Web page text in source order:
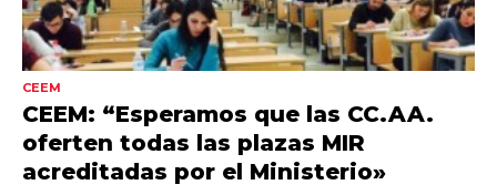
CEEM
CEEM: “Esperamos que las CC.AA.
oferten todas las plazas MIR
acreditadas por el Ministerio»